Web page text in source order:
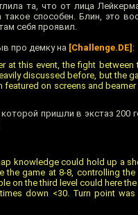
та, что от лица
способен. Блин, это
себя проявил.
про демку на [Challenge.DE] :
this event, the fight between
discussed before, but the
on screens and
пришли в экстаз 200
knowledge could hold up a
the game at 8-8, controlling
on the third level could here
down <30. Turn point